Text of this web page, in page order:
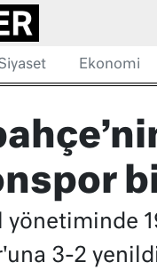
Ekonomi
yönetiminde
3-2